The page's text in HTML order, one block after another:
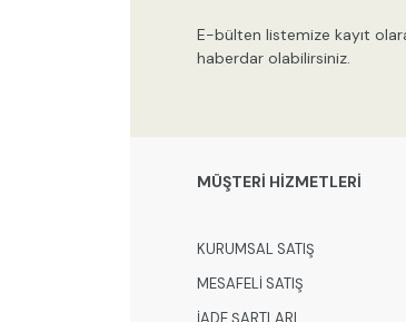
E-bülten listemize kayıt
haberdar olabilirsiniz.
MÜŞTERİ HİZMETLERİ
KURUMSAL SATIŞ
MESAFELİ SATIŞ
İADE ŞARTLARI